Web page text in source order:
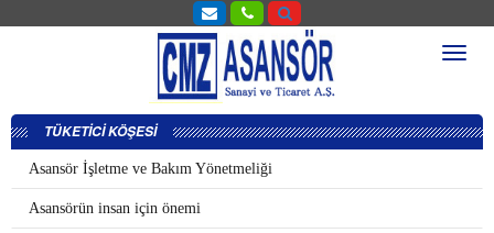
TÜKETİCİ KÖŞESİ
Asansör İşletme ve Bakım Yönetmeliği
Asansörün insan için önemi